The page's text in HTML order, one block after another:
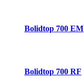
Bolidtop 700 EM
Bolidtop 700 RF